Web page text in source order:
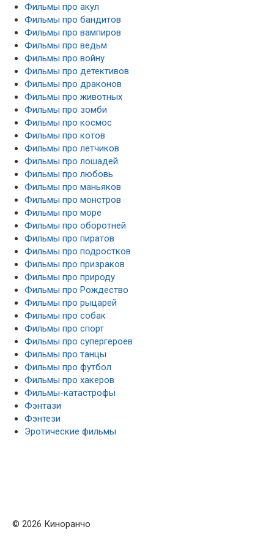
Фильмы про акул
Фильмы про бандитов
Фильмы про вампиров
Фильмы про ведьм
Фильмы про войну
Фильмы про детективов
Фильмы про драконов
Фильмы про животных
Фильмы про зомби
Фильмы про космос
Фильмы про котов
Фильмы про летчиков
Фильмы про лошадей
Фильмы про любовь
Фильмы про маньяков
Фильмы про монстров
Фильмы про море
Фильмы про оборотней
Фильмы про пиратов
Фильмы про подростков
Фильмы про призраков
Фильмы про природу
Фильмы про Рождество
Фильмы про рыцарей
Фильмы про собак
Фильмы про спорт
Фильмы про супергероев
Фильмы про танцы
Фильмы про футбол
Фильмы про хакеров
Фильмы-катастрофы
Фэнтази
Фэнтези
Эротические фильмы
© 2026 Киноранчо